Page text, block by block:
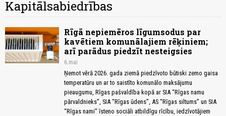
Kapitālsabiedrības
Rīgā nepiemēros līgumsodus par
kavētiem komunālajiem rēķiniem;
arī parādus piedzīt nesteigsies
6.mai
Ņemot vērā 2026. gada ziemā piedzīvoto būtiski zemo gaisa
temperatūru un ar to saistīto komunālo maksājumu
pieaugumu, Rīgas pašvaldība kopā ar SIA “Rīgas namu
pārvaldnieks”, SIA “Rīgas ūdens”, AS “Rīgas siltums” un SIA
“Rīgas nami” īsteno sociāli atbildīgu rīcību, iedzīvotājiem